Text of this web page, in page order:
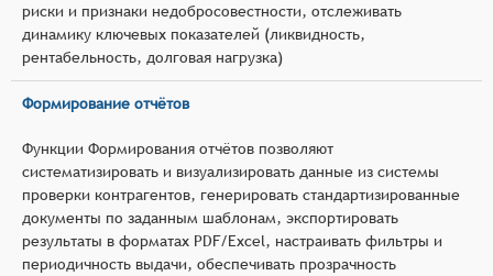
риски и признаки недобросовестности, отслеживать
динамику ключевых показателей (ликвидность,
рентабельность, долговая нагрузка)
Формирование отчётов
Функции Формирования отчётов позволяют
систематизировать и визуализировать данные из системы
проверки контрагентов, генерировать стандартизированные
документы по заданным шаблонам, экспортировать
результаты в форматах PDF/Excel, настраивать фильтры и
периодичность выдачи, обеспечивать прозрачность